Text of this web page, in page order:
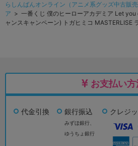
らしんばんオンライン（アニメ系グッズ中古販
ア > 一番くじ 僕のヒーローアカデミア Let
ャンスキャンペーン) トガヒミコ MASTERLISE
お支払い方
代金引換 銀行振込
みずほ銀行、
ゆうちょ銀行
クレジ